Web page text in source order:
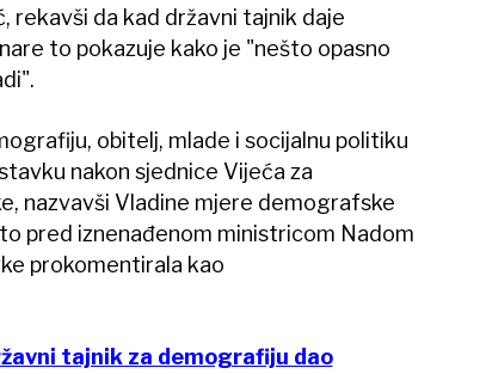
rekavši da kad državni tajnik daje
to pokazuje kako je "nešto opasno
obitelj, mlade i socijalnu politiku
nakon sjednice Vijeća za
nazvavši Vladine mjere demografske
pred iznenađenom ministricom Nadom
prokomentirala kao
tajnik za demografiju dao